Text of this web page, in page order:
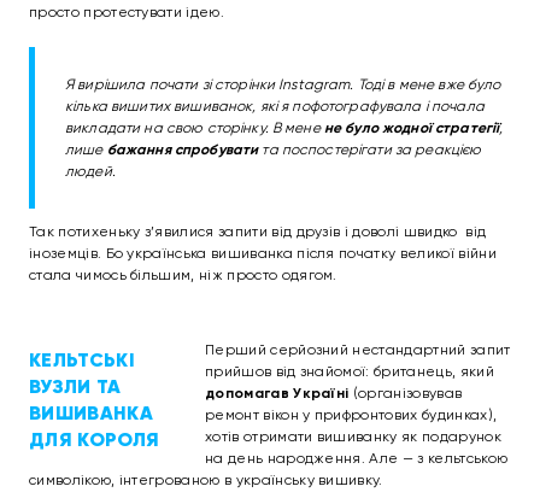
просто протестувати ідею.
Я вирішила почати зі сторінки Instagram. Тоді в мене вже було
кілька вишитих вишиванок, які я пофотографувала і почала
викладати на свою сторінку. В менене було жодної стратегії,
лише бажання спробуватита поспостерігати за реакцією
людей.
Так потихеньку з’явилися запити від друзів і доволі швидко від
іноземців. Бо українська вишиванка після початку великої війни
стала чимось більшим, ніж просто одягом.
КЕЛЬТСЬКІ
ВУЗЛИ ТА
ВИШИВАНКА
ДЛЯ КОРОЛЯ
Перший серйозний нестандартний запит
прийшов від знайомої: британець, який
допомагав Україні (організовував
ремонт вікон у прифронтових будинках),
хотів отримати вишиванку як подарунок
на день народження. Але — з кельтською
символікою, інтегрованою в українську вишивку.